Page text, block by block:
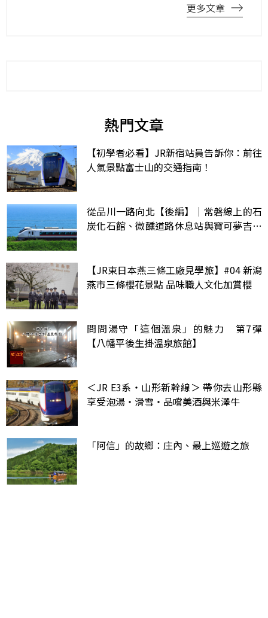
更多文章
熱門文章
【初學者必看】JR新宿站員告訴你：前往
人氣景點富士山的交通指南！
從品川一路向北【後編】｜常磐線上的石
炭化石館、微醺道路休息站與寶可夢吉利
【JR東日本燕三條工廠見學旅】#04 新潟
燕市三條櫻花景點 品味職人文化加賞櫻
問問湯守「這個溫泉」的魅力 第7彈
【八幡平後生掛溫泉旅館】
＜JR E3系・山形新幹線＞ 帶你去山形縣
享受泡湯・滑雪・品嚐美酒與米澤牛
「阿信」的故鄉：庄內、最上巡遊之旅